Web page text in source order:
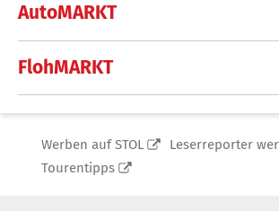
AutoMARKT
FlohMARKT
Werben auf STOL
Leserreporter
Tourentipps